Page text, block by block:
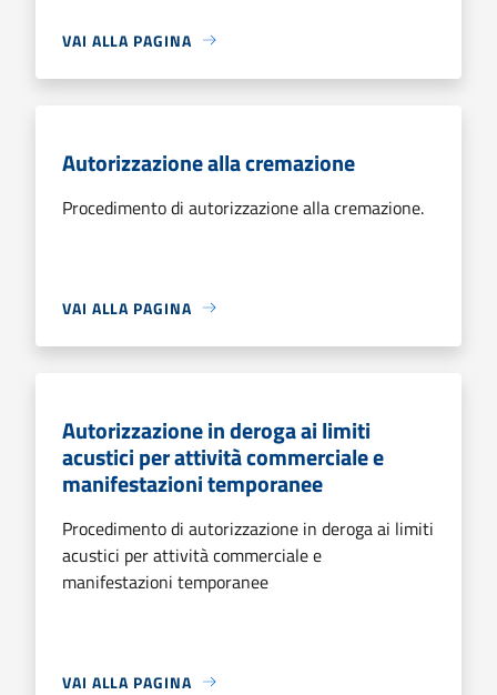
VAI ALLA PAGINA
Autorizzazione alla cremazione
Procedimento di autorizzazione alla cremazione.
VAI ALLA PAGINA
Autorizzazione in deroga ai limiti
acustici per attività commerciale e
manifestazioni temporanee
Procedimento di autorizzazione in deroga ai limiti
acustici per attività commerciale e
manifestazioni temporanee
VAI ALLA PAGINA